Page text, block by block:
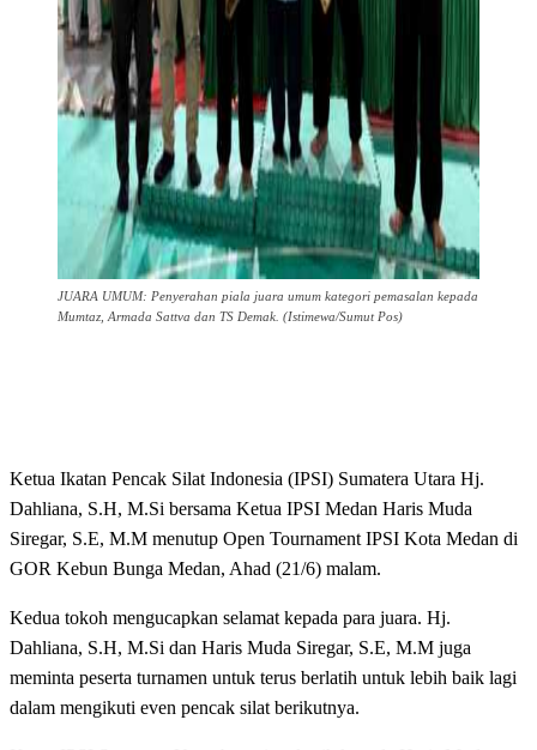
JUARA UMUM: Penyerahan piala juara umum kategori pemasalan kepada
Mumtaz, Armada Sattva dan TS Demak. (Istimewa/Sumut Pos)
Ketua Ikatan Pencak Silat Indonesia (IPSI) Sumatera Utara Hj.
Dahliana, S.H, M.Si bersama Ketua IPSI Medan Haris Muda
Siregar, S.E, M.M menutup Open Tournament IPSI Kota Medan di
GOR Kebun Bunga Medan, Ahad (21/6) malam.
Kedua tokoh mengucapkan selamat kepada para juara. Hj.
Dahliana, S.H, M.Si dan Haris Muda Siregar, S.E, M.M juga
meminta peserta turnamen untuk terus berlatih untuk lebih baik lagi
dalam mengikuti even pencak silat berikutnya.